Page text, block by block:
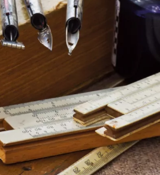
de Palet
28 €